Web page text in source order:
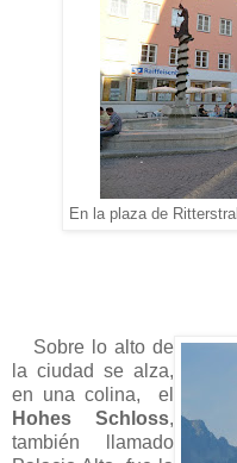
En la plaza de
Sobre lo alto de
la ciudad se alza,
en una colina, el
Hohes Schloss,
también llamado